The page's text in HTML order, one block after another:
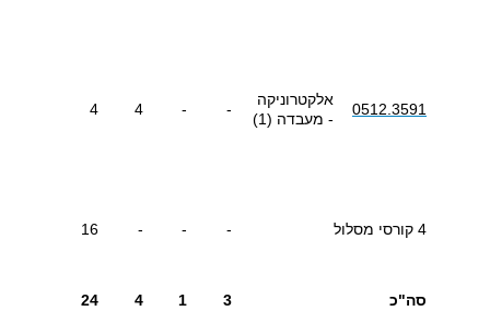
0512.3591
אלקטרוניקה
- מעבדה (1)
-
-
4
4
4 קורסי מסלול -
-
-
16
סה"כ 3
1
4
24